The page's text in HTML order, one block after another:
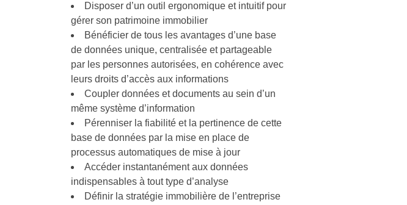
Disposer d’un outil ergonomique et intuitif pour
gérer son patrimoine immobilier
Bénéficier de tous les avantages d’une base
de données unique, centralisée et partageable
par les personnes autorisées, en cohérence avec
leurs droits d’accès aux informations
Coupler données et documents au sein d’un
même système d’information
Pérenniser la fiabilité et la pertinence de cette
base de données par la mise en place de
processus automatiques de mise à jour
Accéder instantanément aux données
indispensables à tout type d’analyse
Définir la stratégie immobilière de l’entreprise